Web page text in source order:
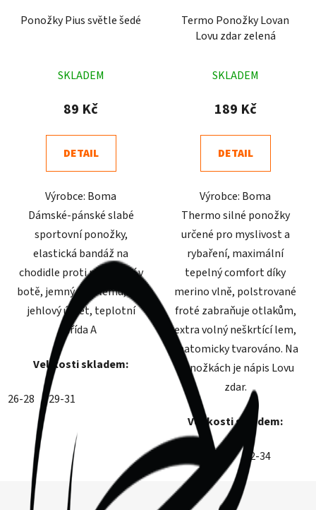
Ponožky Pius světle šedé
hodnocení
produktu
4,9
z
hvězdiček.
SKLADEM
89 Kč
DETAIL
Výrobce: Boma
Dámské-pánské slabé
sportovní ponožky,
elastická bandáž na
chodidle proti přetočení v
botě, jemný svěr lemu, 200
jehlový úplet, teplotní
třída A
Velikosti skladem:
26-28 29-31
Termo Ponožky Lovan
Lovu zdar zelená
hodnocení
produktu
4,3
z
hvězdiček.
SKLADEM
189 Kč
DETAIL
Výrobce: Boma
Thermo silné ponožky
určené pro myslivost a
rybaření, maximální
tepelný comfort díky
merino vlně, polstrované
froté zabraňuje otlakům,
extra volný neškrtící lem,
anatomicky tvarováno. Na
ponožkách je nápis Lovu
zdar.
Velikosti skladem:
32-34